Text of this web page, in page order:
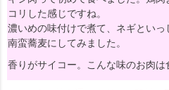
コリした感じですね。
濃いめの味付けで煮て、ネギとい
南蛮蕎麦にしてみました。
香りがサイコー。こんな味のお肉は